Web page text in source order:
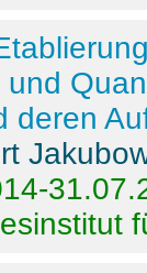
deren